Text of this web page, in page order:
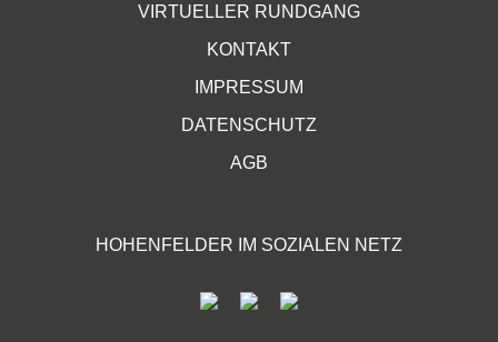
VIRTUELLER RUNDGANG
KONTAKT
IMPRESSUM
DATENSCHUTZ
AGB
HOHENFELDER IM SOZIALEN NETZ